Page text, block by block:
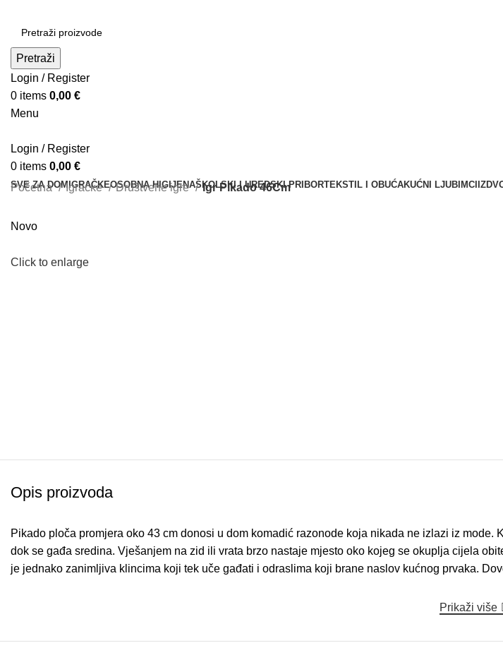
Pretraži
Login / Register
0 items 0,00 €
Menu
Login / Register
0 items 0,00 €
SVE ZA DOMIGRAČKEOSOBNA HIGIJENAŠKOLSKI I UREDSKI PRIBORTEKSTIL I OBUĆAKUĆNI LJUBIMCI
Početna Igračke Društvene igre Igr Pikado 46Cm
Novo
Click to enlarge
Opis proizvoda
Pikado ploča promjera oko 43 cm donosi u dom komadić razonode koja nikada ne izlazi iz
dok se gađa sredina. Vješanjem na zid ili vrata brzo nastaje mjesto oko kojeg se okuplja cijela
je jednako zanimljiva klincima koji tek uče gađati i odraslima koji brane naslov kućnog prvaka.
Prikaži više